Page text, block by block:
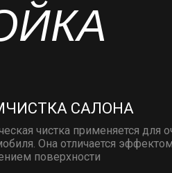
САЛОНА
чистка применяется для
Она отличается
поверхности